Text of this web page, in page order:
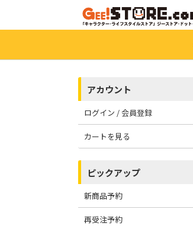
アカウント
ログイン / 会員登録
カートを見る
ピックアップ
新商品予約
再受注予約